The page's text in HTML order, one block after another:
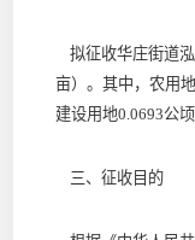
拟征收华庄街道
亩）。其中，农用
建设用地0.0693公顷
三、征收目的